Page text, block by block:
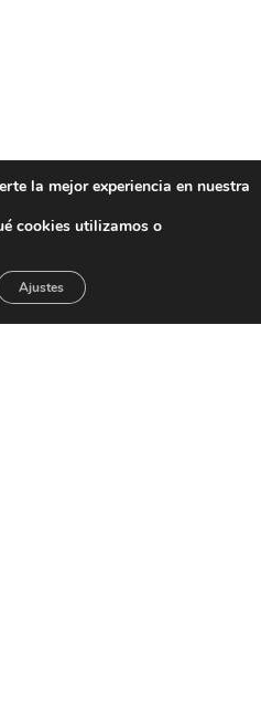
la mejor experiencia en nuestra
cookies utilizamos o
Ajustes